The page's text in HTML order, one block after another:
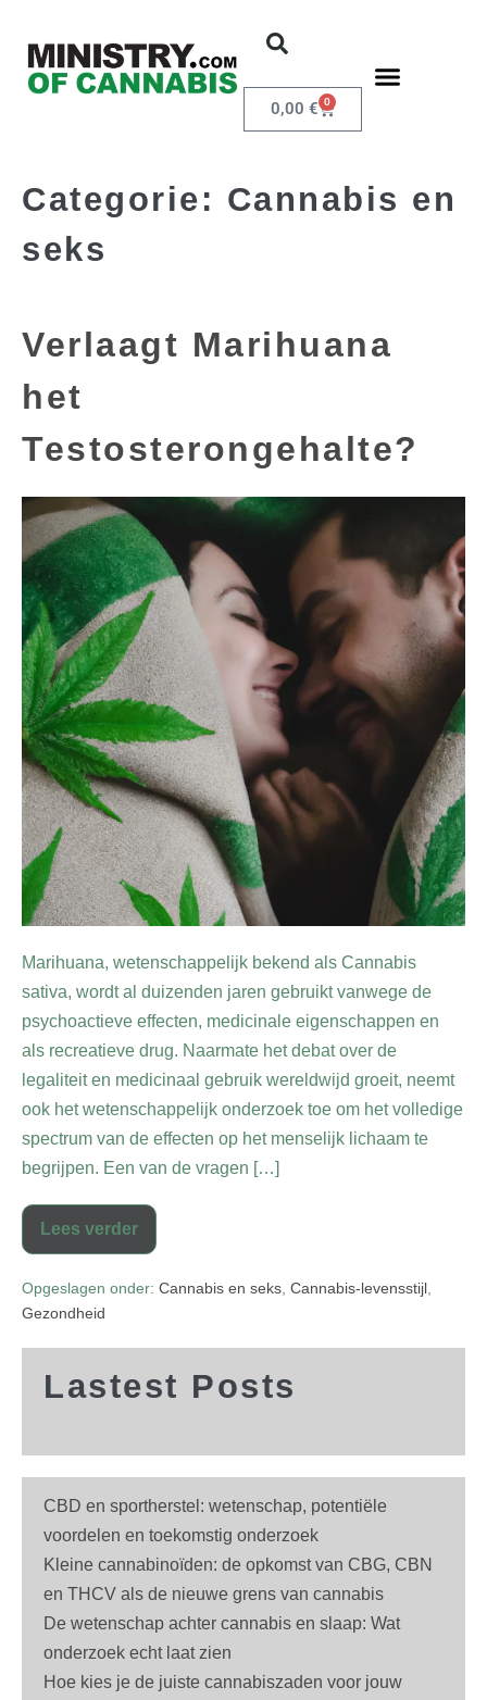
0,00 € 0
Categorie: Cannabis en
seks
Verlaagt Marihuana
het
Testosterongehalte?
Marihuana, wetenschappelijk bekend als Cannabis
sativa, wordt al duizenden jaren gebruikt vanwege de
psychoactieve effecten, medicinale eigenschappen en
als recreatieve drug. Naarmate het debat over de
legaliteit en medicinaal gebruik wereldwijd groeit, neemt
ook het wetenschappelijk onderzoek toe om het volledige
spectrum van de effecten op het menselijk lichaam te
begrijpen. Een van de vragen […]
Lees verder
Opgeslagen onder: Cannabis en seks Cannabis-levensstijl
Gezondheid
Lastest Posts
CBD en sportherstel: wetenschap, potentiële
voordelen en toekomstig onderzoek
Kleine cannabinoïden: de opkomst van CBG, CBN
en THCV als de nieuwe grens van cannabis
De wetenschap achter cannabis en slaap: Wat
onderzoek echt laat zien
Hoe kies je de juiste cannabiszaden voor jouw